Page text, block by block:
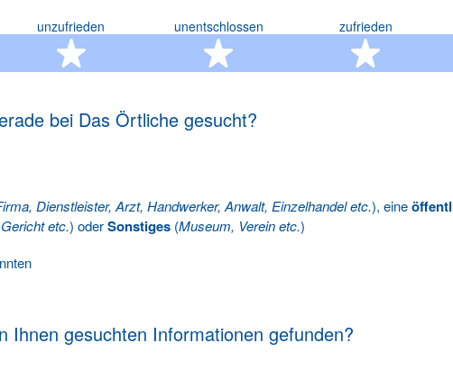
unzufrieden
2 Sterne
unentschlossen
3 Sterne
zufrieden
4
bei Das Örtliche gesucht?
Dienstleister, Arzt, Handwerker, Anwalt, Einzelhandel etc.), eine
etc.) oderSonstiges (Museum, Verein etc.)
Ihnen gesuchten Informationen gefunden?